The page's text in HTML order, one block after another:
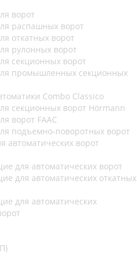
ворот
распашных ворот
откатных ворот
рулонных ворот
секционных ворот
промышленных секционных
Combo Classico
секционных ворот Hörmann
ворот FAAC
подъемно-поворотных ворот
автоматических ворот
для автоматических ворот
для автоматических откатных
для автоматических